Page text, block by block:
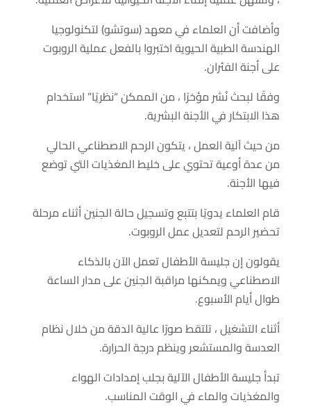
وأضافت أن العلماء في معهد (سوتشو) لتكنولوجيا
الهندسة الطبية الحيوية اختبروا بالفعل عملية الروبوت
على أجنة الفئران.
وفقًا لبحث نُشر مؤخرًا ، من الممكن “نظريًا” استخدام
هذا الابتكار في الأجنة البشرية.
من حيث آلية العمل ، يتكون الرحم الاصطناعي الحالي
من عدة أوعية تحتوي على خليط المغذيات التي توضع
فيها الأجنة.
قام العلماء يدويًا بتتبع وتسجيل حالة الجنين أثناء مرحلة
تحضير الرحم لتعديل عمل الروبوت.
يقولون إن جليسة الأطفال تعمل الآن بالذكاء
الاصطناعي ويمكنها مراقبة الجنين على مدار الساعة
طوال أيام الأسبوع.
أثناء التشغيل ، تلتقط صورًا عالية الدقة من خلال نظام
العدسة والمستشعر وينظم درجة الحرارة.
تبدأ جليسة الأطفال الآلية بجلب إمدادات الهواء
والمغذيات والماء في الوقت المناسب.